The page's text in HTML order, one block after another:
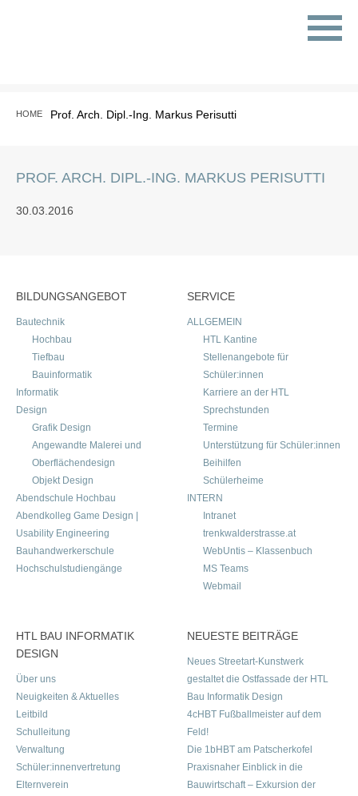
HOME Prof. Arch. Dipl.-Ing. Markus Perisutti
PROF. ARCH. DIPL.-ING. MARKUS PERISUTTI
30.03.2016
BILDUNGSANGEBOT
Bautechnik
Hochbau
Tiefbau
Bauinformatik
Informatik
Design
Grafik Design
Angewandte Malerei und
Oberflächendesign
Objekt Design
Abendschule Hochbau
Abendkolleg Game Design |
Usability Engineering
Bauhandwerkerschule
Hochschulstudiengänge
SERVICE
ALLGEMEIN
HTL Kantine
Stellenangebote für
Schüler:innen
Karriere an der HTL
Sprechstunden
Termine
Unterstützung für Schüler:innen
Beihilfen
Schülerheime
INTERN
Intranet
trenkwalderstrasse.at
WebUntis – Klassenbuch
MS Teams
Webmail
HTL BAU INFORMATIK
DESIGN
Über uns
Neuigkeiten & Aktuelles
Leitbild
Schulleitung
Verwaltung
Schüler:innenvertretung
Elternverein
NEUESTE BEITRÄGE
Neues Streetart-Kunstwerk
gestaltet die Ostfassade der HTL
Bau Informatik Design
4cHBT Fußballmeister auf dem
Feld!
Die 1bHBT am Patscherkofel
Praxisnaher Einblick in die
Bauwirtschaft – Exkursion der